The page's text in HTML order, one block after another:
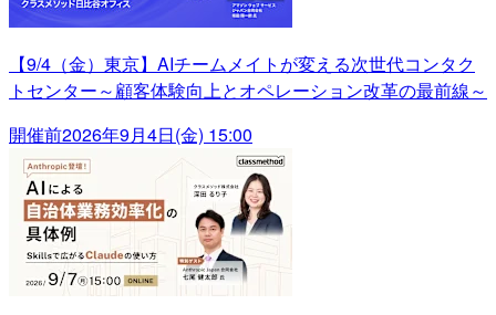
【9/4（金）東京】AIチームメイトが変える次世代コンタク
トセンター～顧客体験向上とオペレーション改革の最前線～
開催前2026年9月4日(金) 15:00